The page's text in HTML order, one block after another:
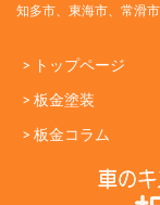
知多市、東海市、常滑
> トップページ
> 板金塗装
> 板金コラム